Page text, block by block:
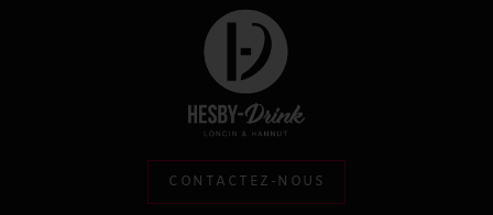
CONTACTEZ-NOUS